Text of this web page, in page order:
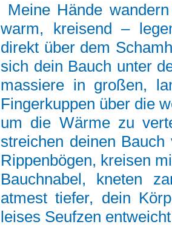
Meine Hände
warm, kreisend –
direkt über dem
sich dein Bauch unter
massiere in großen,
Fingerkuppen über die
um die Wärme zu
streichen deinen
Rippenbögen, kreisen
Bauchnabel, kneten
atmest tiefer, dein
leises Seufzen